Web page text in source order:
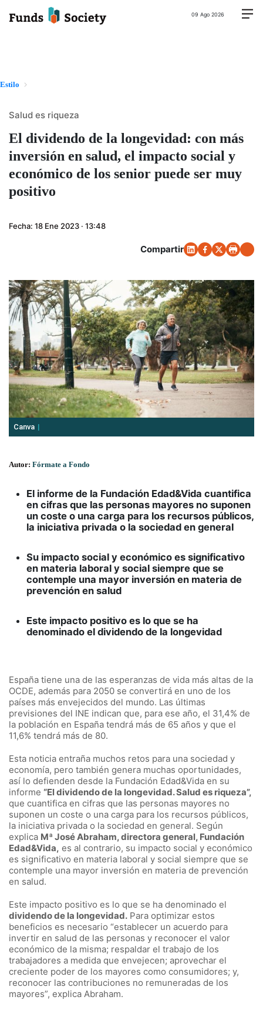
09 Ago 2026
Estilo
El dividendo de la longevidad: con más
inversión en salud, el impacto social y
económico de los senior puede ser muy
positivo
Salud es riqueza
Fecha: 18 Ene 2023 · 13:48
Compartir
Canva
Autor: Fórmate a Fondo
El informe de la Fundación Edad&Vida cuantifica
en cifras que las personas mayores no suponen
un coste o una carga para los recursos públicos,
la iniciativa privada o la sociedad en general
Su impacto social y económico es significativo
en materia laboral y social siempre que se
contemple una mayor inversión en materia de
prevención en salud
Este impacto positivo es lo que se ha
denominado el dividendo de la longevidad
España tiene una de las esperanzas de vida más altas de la
OCDE, además para 2050 se convertirá en uno de los
países más envejecidos del mundo. Las últimas
previsiones del INE indican que, para ese año, el 31,4% de
la población en España tendrá más de 65 años y que el
11,6% tendrá más de 80.
Esta noticia entraña muchos retos para una sociedad y
economía, pero también genera muchas oportunidades,
así lo defienden desde la Fundación Edad&Vida en su
informe “El dividendo de la longevidad. Salud es riqueza”,
que cuantifica en cifras que las personas mayores no
suponen un coste o una carga para los recursos públicos,
la iniciativa privada o la sociedad en general. Según
explica Mª José Abraham, directora general, Fundación
Edad&Vida, es al contrario, su impacto social y económico
es significativo en materia laboral y social siempre que se
contemple una mayor inversión en materia de prevención
en salud.
Este impacto positivo es lo que se ha denominado el
dividendo de la longevidad. Para optimizar estos
beneficios es necesario “establecer un acuerdo para
invertir en salud de las personas y reconocer el valor
económico de la misma; respaldar el trabajo de los
trabajadores a medida que envejecen; aprovechar el
creciente poder de los mayores como consumidores; y,
reconocer las contribuciones no remuneradas de los
mayores”, explica Abraham.